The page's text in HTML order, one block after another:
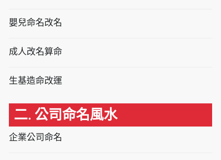
嬰兒命名改名
成人改名算命
生基造命改運
二. 公司命名風水
企業公司命名